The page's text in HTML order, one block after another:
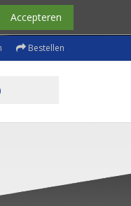
Accepteren
Bestellen